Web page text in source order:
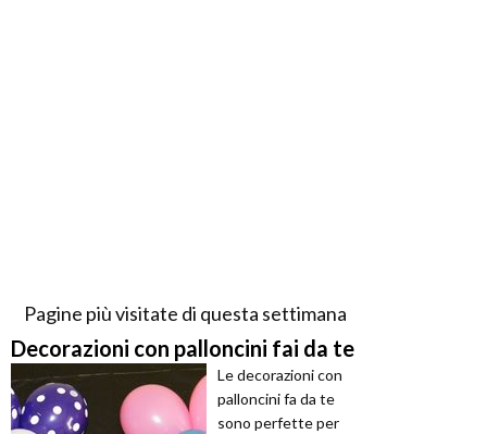
Pagine più visitate di questa settimana
Decorazioni con palloncini fai da te
Le decorazioni con
palloncini fa da te
sono perfette per